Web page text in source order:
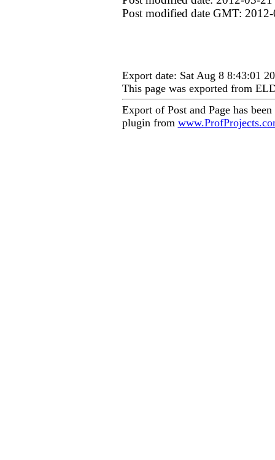
Post modified date GMT:
Export date: Sat Aug 8 8:43:01
This page was exported from
Export of Post and Page has
plugin from